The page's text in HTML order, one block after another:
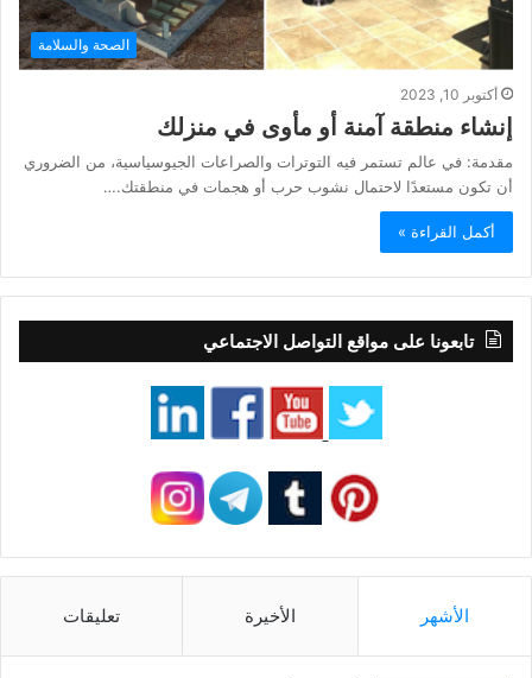
الصحة والسلامة
أكتوبر 10, 2023
إنشاء منطقة آمنة أو مأوى في منزلك
مقدمة: في عالم تستمر فيه التوترات والصراعات الجيوسياسية، من الضروري
أن تكون مستعدًا لاحتمال نشوب حرب أو هجمات في منطقتك.…
أكمل القراءة »
تابعونا على مواقع التواصل الاجتماعي
الأشهر الأخيرة تعليقات